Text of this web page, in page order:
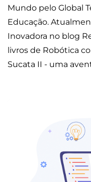
Mundo pelo Global
Educação.
Inovadora no blog
livros de Robótica
Sucata II - uma